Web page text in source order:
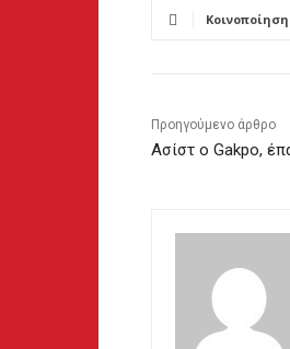
Κοινοποίηση
Προηγούμενο άρθρο
Ασίστ ο Gakpo,